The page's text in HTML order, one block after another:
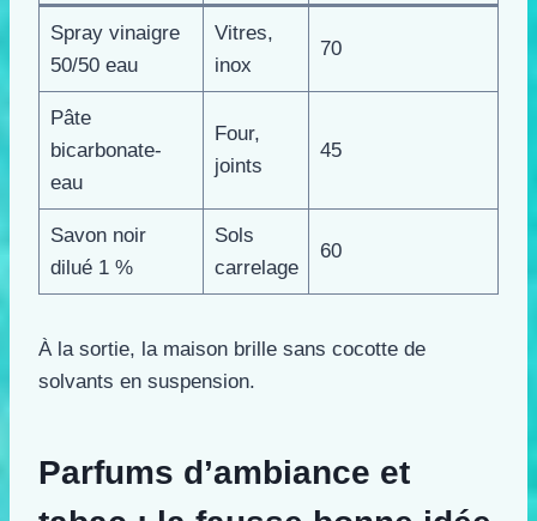
Spray vinaigre
50/50 eau
Vitres,
inox
70
Pâte
bicarbonate-
eau
Four,
joints
45
Savon noir
dilué 1 %
Sols
carrelage
60
À la sortie, la maison brille sans cocotte de
solvants en suspension.
Parfums d’ambiance et